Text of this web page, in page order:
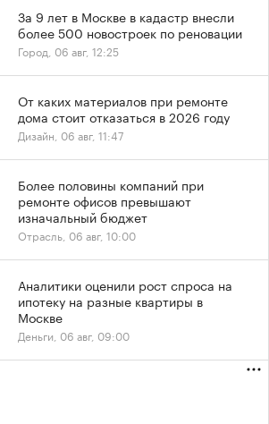
За 9 лет в Москве в кадастр внесли
более 500 новостроек по реновации
Город, 06 авг, 12:25
От каких материалов при ремонте
дома стоит отказаться в 2026 году
Дизайн, 06 авг, 11:47
Более половины компаний при
ремонте офисов превышают
изначальный бюджет
Отрасль, 06 авг, 10:00
Аналитики оценили рост спроса на
ипотеку на разные квартиры в
Москве
Деньги, 06 авг, 09:00